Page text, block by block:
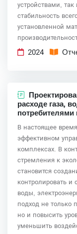
устройствами,
стабильность
установленной
2024
расходе газа,
В настоящее
эффективном
комплексах. В
стремления к
становится
контролировать и
воды,
подход не только
но и повысить
уменьшить